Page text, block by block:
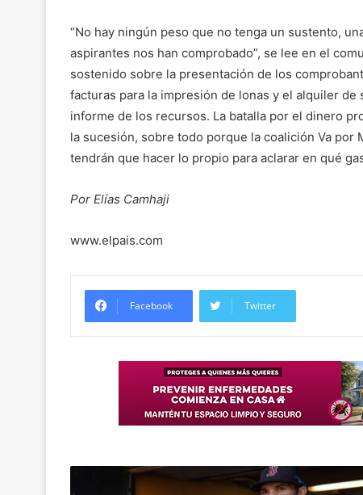
“No hay ningún peso que no tenga un sustento,
aspirantes nos han comprobado”, se lee en el
sostenido sobre la presentación de los
facturas para la impresión de lonas y el alquiler
informe de los recursos. La batalla por el dinero
la sucesión, sobre todo porque la coalición Va por
tendrán que hacer lo propio para aclarar en qué
Por Elías Camhaji
www.elpais.com
Facebook Twitter